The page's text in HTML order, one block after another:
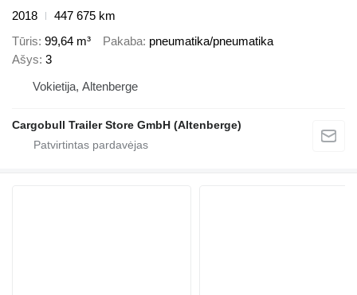
2018
447 675 km
Tūris 99,64 m³ Pakaba pneumatika/pneumatika
Ašys 3
Vokietija, Altenberge
Cargobull Trailer Store GmbH (Altenberge)